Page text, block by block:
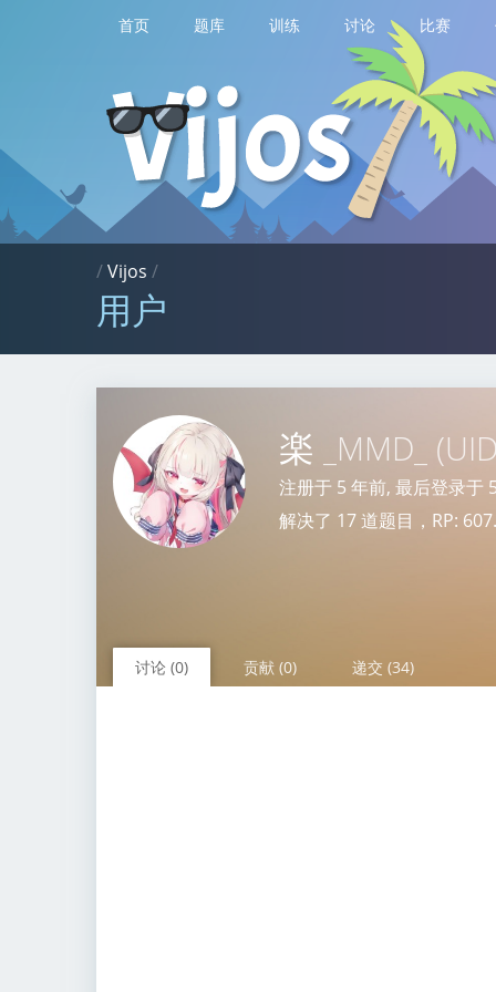
首页 题库 训练 讨论 比赛
/Vijos /
用户
楽 _MMD_
注册于 5 年前, 最后登录于
解决了 17 道题目，RP:
讨论 (0) 贡献 (0) 递交 (34)